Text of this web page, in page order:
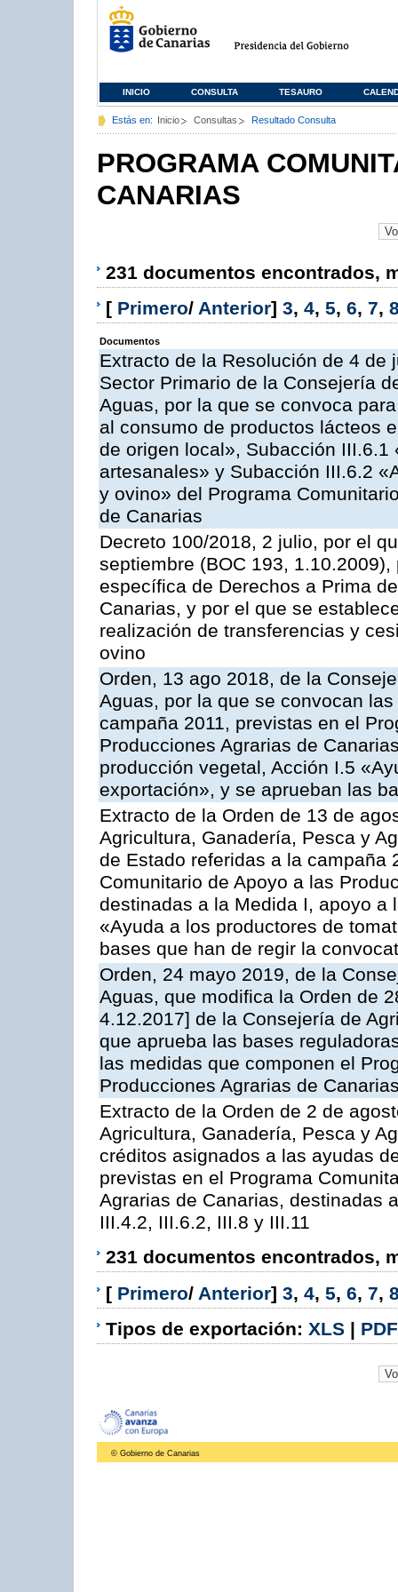
INICIO CONSULTA TESAURO
Estás en: Inicio Consultas Resultado Consulta
PROGRAMA
CANARIAS
231 documentos encontrados,
[ Primero/ Anterior] 3, 4, 5, 6, 7,
Documentos
Extracto de la Resolución de 4
Sector Primario de la Consejería
Aguas, por la que se convoca
al consumo de productos lácteos
de origen local», Subacción
artesanales» y Subacción III.6.2
y ovino» del Programa
de Canarias
Decreto 100/2018, 2 julio, por el
septiembre (BOC 193,
específica de Derechos a Prima
Canarias, y por el que se
realización de transferencias y
ovino
Orden, 13 ago 2018, de la
Aguas, por la que se convocan
campaña 2011, previstas en el
Producciones Agrarias de
producción vegetal, Acción I.5
exportación», y se aprueban las
Extracto de la Orden de 13 de
Agricultura, Ganadería, Pesca y
de Estado referidas a la campaña
Comunitario de Apoyo a las
destinadas a la Medida I, apoyo a
«Ayuda a los productores de
bases que han de regir la
Orden, 24 mayo 2019, de la
Aguas, que modifica la Orden de
4.12.2017] de la Consejería de
que aprueba las bases
las medidas que componen el
Producciones Agrarias de
Extracto de la Orden de 2 de
Agricultura, Ganadería, Pesca y
créditos asignados a las ayudas
previstas en el Programa
Agrarias de Canarias, destinadas
III.4.2, III.6.2, III.8 y III.11
231 documentos encontrados,
[ Primero/ Anterior] 3, 4, 5, 6, 7,
Tipos de exportación: XLS | PDF
© Gobierno de Canarias